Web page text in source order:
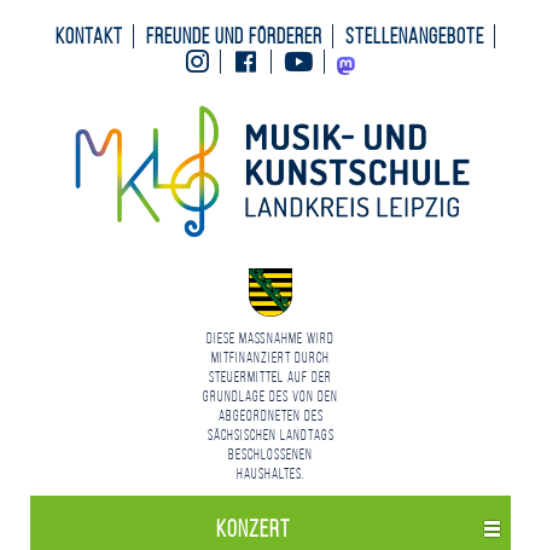
Kontakt Freunde und Förderer
Stellenangebote
InstagramFacebookYoutubeMastodon
Diese Maßnahme wird
mitfinanziert durch
Steuermittel auf der
Grundlage des von den
Abgeordneten des
Sächsischen Landtags
beschlossenen
Haushaltes.
Konzert